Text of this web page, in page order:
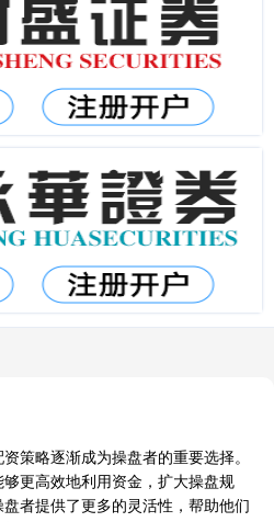
策略逐渐成为操盘者的重要选择。
更高效地利用资金，扩大操盘规
者提供了更多的灵活性，帮助他们